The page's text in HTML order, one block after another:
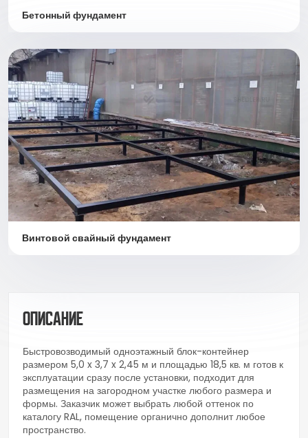
Бетонный фундамент
Винтовой свайный фундамент
Описание
Быстровозводимый одноэтажный блок-контейнер
размером 5,0 x 3,7 x 2,45 м и площадью 18,5 кв. м готов к
эксплуатации сразу после установки, подходит для
размещения на загородном участке любого размера и
формы. Заказчик может выбрать любой оттенок по
каталогу RAL, помещение органично дополнит любое
пространство.